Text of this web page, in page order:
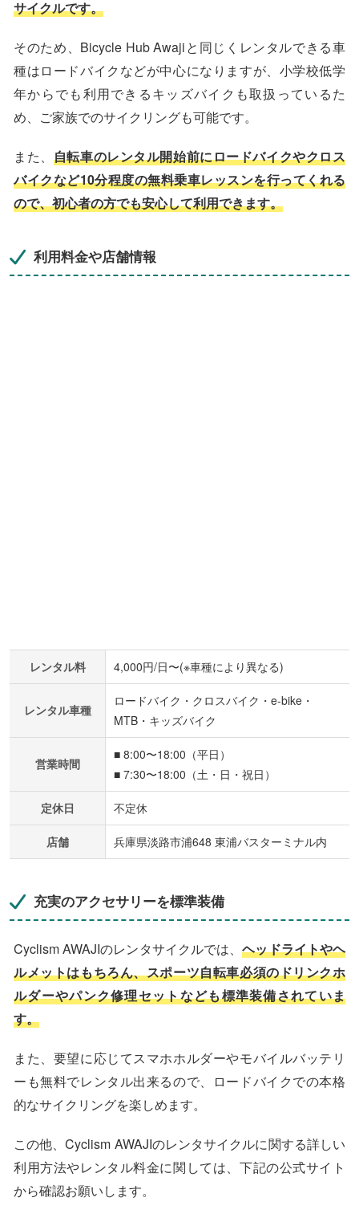
サイクルです。
そのため、Bicycle Hub Awajiと同じくレンタルできる車
種はロードバイクなどが中心になりますが、小学校低学
年からでも利用できるキッズバイクも取扱っているた
め、ご家族でのサイクリングも可能です。
また、 自転車のレンタル開始前にロードバイクやクロス
バイクなど10分程度の無料乗車レッスンを行ってくれる
ので、初心者の方でも安心して利用できます。
利用料金や店舗情報
レンタル料 4,000円/日〜(※車種により異なる)
レンタル車種
ロードバイク・クロスバイク・e-bike・
MTB・キッズバイク
営業時間
■ 8:00〜18:00（平日）
■ 7:30〜18:00（土・日・祝日）
定休日 不定休
店舗 兵庫県淡路市浦648 東浦バスターミナル内
充実のアクセサリーを標準装備
Cyclism AWAJIのレンタサイクルでは、ヘッドライトやヘ
ルメットはもちろん、スポーツ自転車必須のドリンクホ
ルダーやパンク修理セットなども標準装備されていま
す。
また、要望に応じてスマホホルダーやモバイルバッテリ
ーも無料でレンタル出来るので、ロードバイクでの本格
的なサイクリングを楽しめます。
この他、Cyclism AWAJIのレンタサイクルに関する詳しい
利用方法やレンタル料金に関しては、下記の公式サイト
から確認お願いします。